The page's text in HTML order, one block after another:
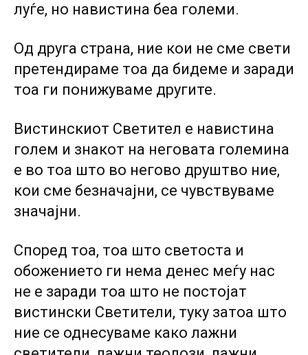
луѓе, но навистина беа големи.
Од друга страна, ние кои не сме свети
претендираме тоа да бидеме и заради
тоа ги понижуваме другите.
Вистинскиот Светител е навистина
голем и знакот на неговата големина
е во тоа што во негово друштво ние,
кои сме безначајни, се чувствуваме
значајни.
Според тоа, тоа што светоста и
обожението ги нема денес меѓу нас
не е заради тоа што не постојат
вистински Светители, туку затоа што
ние се однесуваме како лажни